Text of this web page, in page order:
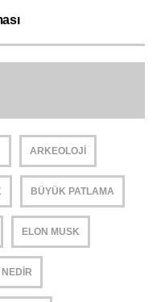
ARKEOLOJI
BÜYÜK PATLAMA
ELON MUSK